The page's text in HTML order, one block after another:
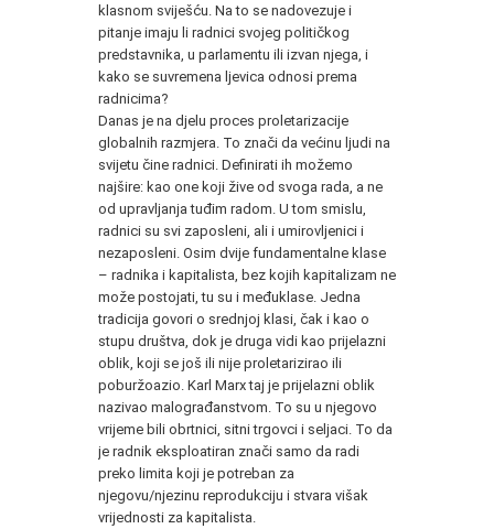
klasnom sviješću. Na to se nadovezuje i
pitanje imaju li radnici svojeg političkog
predstavnika, u parlamentu ili izvan njega, i
kako se suvremena ljevica odnosi prema
radnicima?
Danas je na djelu proces proletarizacije
globalnih razmjera. To znači da većinu ljudi na
svijetu čine radnici. Definirati ih možemo
najšire: kao one koji žive od svoga rada, a ne
od upravljanja tuđim radom. U tom smislu,
radnici su svi zaposleni, ali i umirovljenici i
nezaposleni. Osim dvije fundamentalne klase
– radnika i kapitalista, bez kojih kapitalizam ne
može postojati, tu su i međuklase. Jedna
tradicija govori o srednjoj klasi, čak i kao o
stupu društva, dok je druga vidi kao prijelazni
oblik, koji se još ili nije proletarizirao ili
poburžoazio. Karl Marx taj je prijelazni oblik
nazivao malograđanstvom. To su u njegovo
vrijeme bili obrtnici, sitni trgovci i seljaci. To da
je radnik eksploatiran znači samo da radi
preko limita koji je potreban za
njegovu/njezinu reprodukciju i stvara višak
vrijednosti za kapitalista.